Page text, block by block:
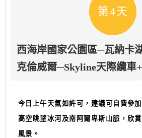
第4天
西海岸國家公園區─瓦納卡
克倫威爾─Skyline天際纜車
今日上午天氣如許可，建議可自費參
高空眺望冰河及南阿爾卑斯山脈，欣
風景。